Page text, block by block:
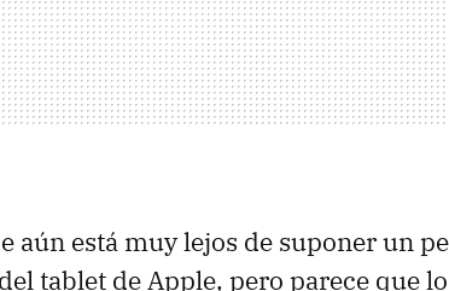
aún está muy lejos de suponer un
tablet de Apple, pero parece que